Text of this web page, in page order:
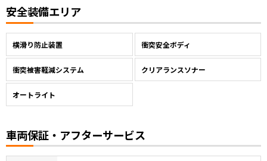
安全装備エリア
横滑り防止装置 衝突安全ボディ
衝突被害軽減システム クリアランスソナー
オートライト
車両保証・アフターサービス